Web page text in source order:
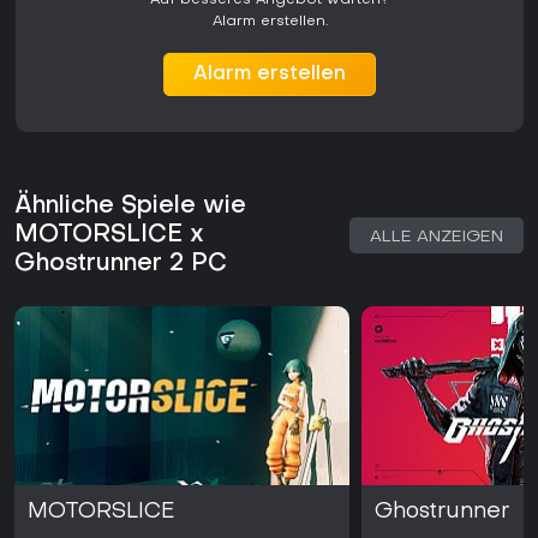
engen Turminterieurs der Vorgänger.
strukturierter Level, die auf die Beherrschung spezifischer
Mechaniken ausgerichtet sind. MOTORSLICE legt Wert auf
Lohnt es sich?
MOTORSLICE erhält sehr positive Bewertungen: 85 Prozent
von über 2.700 Rezensionen fallen positiv aus. Kritiker loben
Skalierung, bemängeln jedoch gelegentliche
Ungenauigkeiten bei längeren Sessions. Das Spiel erschien
im Mai 2026 und wird weiterhin für seinen fokussierten Indie-
Ansatz im Action-Adventure-Bereich wahrgenommen.
Ghostrunner 2 startete im Oktober 2023 und hält durch
zusätzliche Modi und Updates eine aktive Spielerschaft. Die
Kombination aus Kampagnenlänge, Motorrad-Integration
und roguelike-Experimenten spricht Spieler an, die
hochkomplexe Gameplay-Mechaniken ohne Multiplayer-
Alarm erstellen.
Alarm erstellen
Ähnliche Spiele wie
MOTORSLICE x
Ghostrunner 2 PC
ALLE ANZEIGEN
MOTORSLICE Ghostrunner